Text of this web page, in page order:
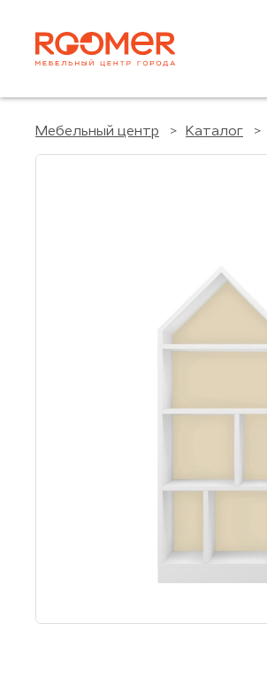
Мебельный центр Каталог